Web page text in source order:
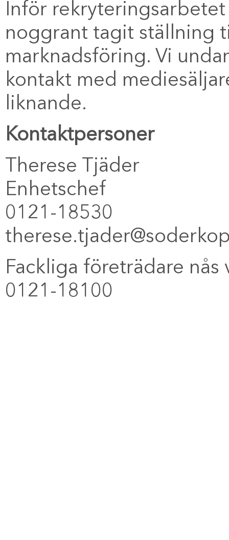
Inför
noggrant tagit ställning
marknadsföring. Vi
kontakt med
liknande.
Kontaktpersoner
Therese Tjäder
Enhetschef
0121-18530
Fackliga företrädare nås
0121-18100